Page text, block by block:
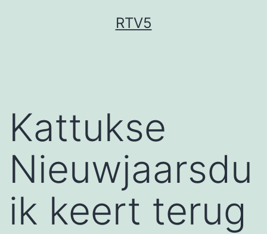
RTV5
Kattukse
Nieuwjaarsdu
ik keert terug